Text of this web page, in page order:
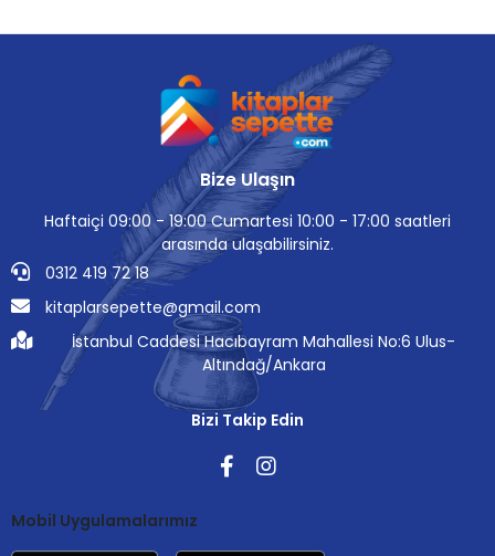
Bize Ulaşın
Haftaiçi 09:00 - 19:00 Cumartesi 10:00 - 17:00 saatleri
arasında ulaşabilirsiniz.
0312 419 72 18
kitaplarsepette@gmail.com
İstanbul Caddesi Hacıbayram Mahallesi No:6 Ulus-
Altındağ/Ankara
Bizi Takip Edin
Mobil Uygulamalarımız